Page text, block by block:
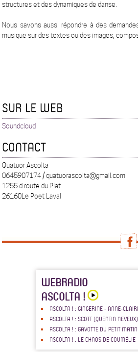
structures et des dynamiques de danse.
Nous savons aussi répondre à des
musique sur des textes ou des images,
SUR LE WEB
Soundcloud
CONTACT
Quatuor Ascolta
0645907174 / quatuorascolta@gmail.com
1255 d route du Plat
26160Le Poet Laval
WEBRADIO
ASCOLTA !
ASCOLTA ! : GINGERINE - ANNE-
ASCOLTA ! : SCOTT (QUENTIN NEVEUX)
ASCOLTA ! : GAVOTTE DU PETIT
ASCOLTA ! : LE CHAOS DE COUMÉLIE